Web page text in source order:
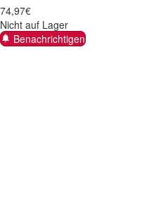
74,97€
Nicht auf Lager
Benachrichtigen